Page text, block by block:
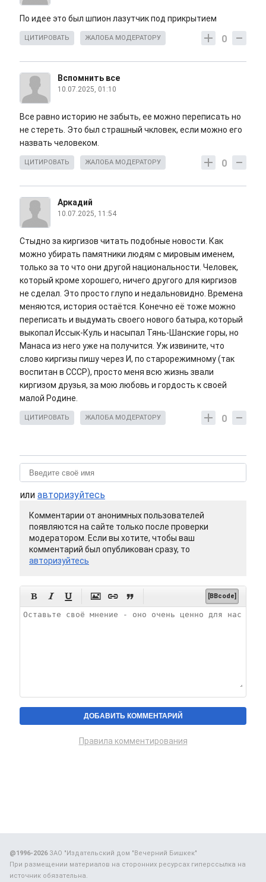
По идее это был шпион лазутчик под прикрытием
0
ЦИТИРОВАТЬ ЖАЛОБА МОДЕРАТОРУ
Вспомнить все
10.07.2025, 01:10
Все равно историю не забыть, ее можно переписать но
не стереть. Это был страшный чкловек, если можно его
назвать человеком.
0
ЦИТИРОВАТЬ ЖАЛОБА МОДЕРАТОРУ
Аркадий
10.07.2025, 11:54
Стыдно за киргизов читать подобные новости. Как
можно убирать памятники людям с мировым именем,
только за то что они другой национальности. Человек,
который кроме хорошего, ничего другого для киргизов
не сделал. Это просто глупо и недальновидно. Времена
меняются, история остаётся. Конечно её тоже можно
переписать и выдумать своего нового батыра, который
выкопал Иссык-Куль и насыпал Тянь-Шанские горы, но
Манаса из него уже на получится. Уж извините, что
слово киргизы пишу через И, по старорежимному (так
воспитан в СССР), просто меня всю жизнь звали
киргизом друзья, за мою любовь и гордость к своей
малой Родине.
0
ЦИТИРОВАТЬ ЖАЛОБА МОДЕРАТОРУ
или авторизуйтесь
Комментарии от анонимных пользователей
появляются на сайте только после проверки
модератором. Если вы хотите, чтобы ваш
комментарий был опубликован сразу, то
авторизуйтесь
      [BBcode]
Правила комментирования
@1996-2026ЗАО "Издательский дом "Вечерний Бишкек"
При размещении материалов на сторонних ресурсах гиперссылка на
источник обязательна.